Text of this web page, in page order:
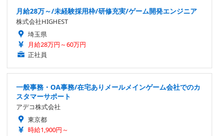
月給28万～/未経験採用枠/研修充実/ゲーム開発エンジニア
株式会社HIGHEST
埼玉県
月給28万円～60万円
正社員
一般事務・OA事務/在宅ありメールメインゲーム会社でのカ
スタマーサポート
アデコ株式会社
東京都
時給1,900円～